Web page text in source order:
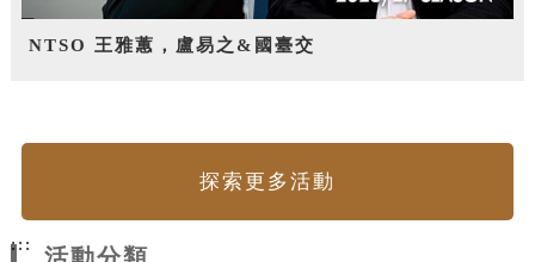
NTSO 王雅蕙，盧易之&國臺交
探索更多活動
:::